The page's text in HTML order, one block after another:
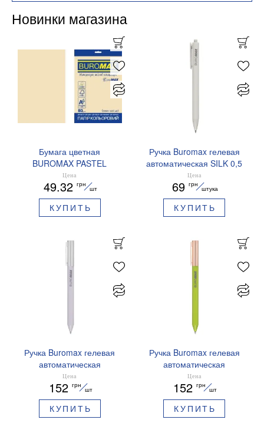
Новинки магазина
Бумага цветная
BUROMAX PASTEL
EUROMAX 20 арк А4 80 г/
мс BM.2721220E-08
Цена
49.32 грн
шт
КУПИТЬ
Ручка Buromax гелевая
автоматическая SILK 0,5
мм синие чернила
BM.83100
Цена
69 грн
штука
КУПИТЬ
Ручка Buromax гелевая
автоматическая
PRESTIGE SILVER 0,5 мм
синие чернила BM.83102
Цена
152 грн
шт
КУПИТЬ
Ручка Buromax гелевая
автоматическая
PRESTIGE GOLD 0,5 мм
синие чернила BM.83101
Цена
152 грн
шт
КУПИТЬ